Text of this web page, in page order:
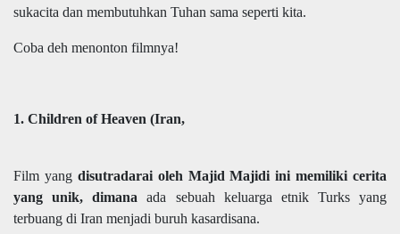
sukacita dan membutuhkan Tuhan sama seperti kita.
Coba deh menonton filmnya!
1. Children of Heaven (Iran,
Film yangdisutradarai oleh Majid Majidi ini memiliki cerita
yang unik, dimana ada sebuah keluarga etnik Turks yang
terbuang di Iran menjadi buruh kasardisana.